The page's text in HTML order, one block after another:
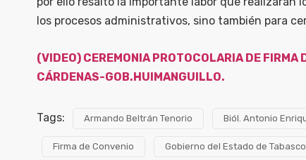
los procesos administrativos, sino también para
(VIDEO) CEREMONIA PROTOCOLARIA DE
CÁRDENAS-GOB.HUIMANGUILLO.
Tags: Armando Beltrán Tenorio Biól. Antonio
Firma de Convenio Gobierno del Estado de Tabasco